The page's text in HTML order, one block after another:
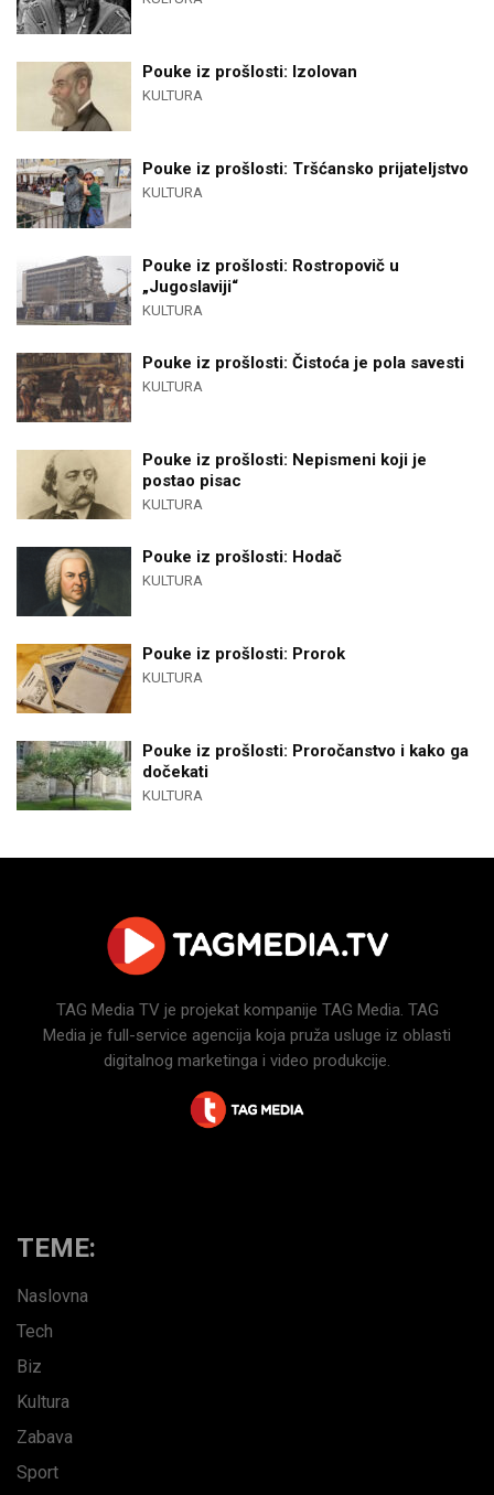
Pouke iz prošlosti: Izolovan
KULTURA
Pouke iz prošlosti: Tršćansko prijateljstvo
KULTURA
Pouke iz prošlosti: Rostropovič u
„Jugoslaviji“
KULTURA
Pouke iz prošlosti: Čistoća je pola savesti
KULTURA
Pouke iz prošlosti: Nepismeni koji je
postao pisac
KULTURA
Pouke iz prošlosti: Hodač
KULTURA
Pouke iz prošlosti: Prorok
KULTURA
Pouke iz prošlosti: Proročanstvo i kako ga
dočekati
KULTURA
TAG Media TV je projekat kompanije TAG Media. TAG
Media je full-service agencija koja pruža usluge iz oblasti
digitalnog marketinga i video produkcije.
TEME:
Naslovna
Tech
Biz
Kultura
Zabava
Sport